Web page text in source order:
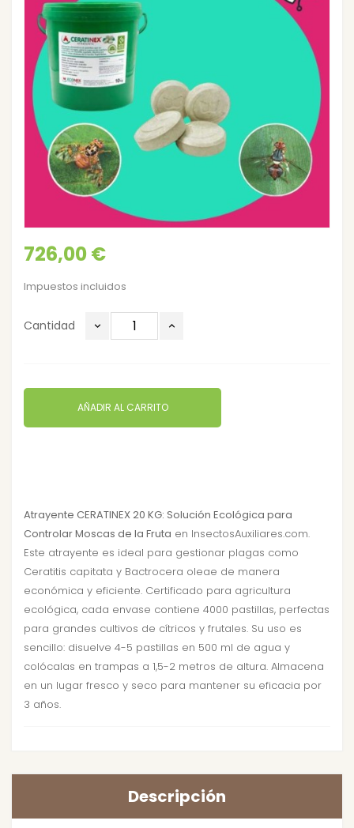
726,00 €
Impuestos incluidos
Cantidad
AÑADIR AL CARRITO
Atrayente CERATINEX 20 KG: Solución Ecológica para
Controlar Moscas de la Fruta en InsectosAuxiliares.com.
Este atrayente es ideal para gestionar plagas como
Ceratitis capitata y Bactrocera oleae de manera
económica y eficiente. Certificado para agricultura
ecológica, cada envase contiene 4000 pastillas, perfectas
para grandes cultivos de cítricos y frutales. Su uso es
sencillo: disuelve 4-5 pastillas en 500 ml de agua y
colócalas en trampas a 1,5-2 metros de altura. Almacena
en un lugar fresco y seco para mantener su eficacia por
3 años.
Descripción